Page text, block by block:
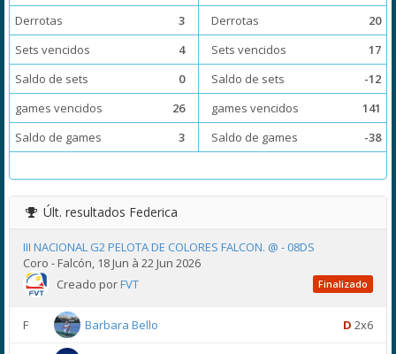
Derrotas
3
Sets vencidos
4
Saldo de sets
0
games vencidos
26
Saldo de games
3
Derrotas
20
Sets vencidos
17
Saldo de sets
-12
games vencidos
141
Saldo de games
-38
Últ. resultados Federica
III NACIONAL G2 PELOTA DE COLORES FALCON. @ - 08DS
Coro - Falcón, 18 Jun à 22 Jun 2026
Creado porFVT Finalizado
F Barbara Bello D 2x6